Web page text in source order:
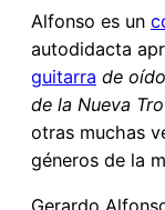
Alfonso es un
autodidacta
guitarra de oído
de la Nueva
otras muchas
géneros de la